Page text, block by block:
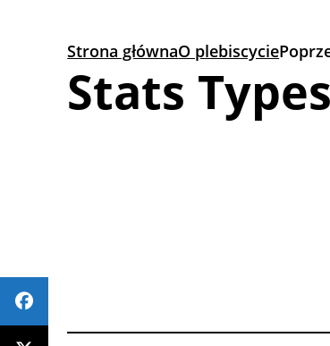
Strona głównaO plebiscycie
Stats